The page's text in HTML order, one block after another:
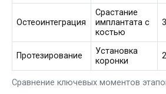
Сравнение ключевых моментов
Остеоинтеграция
Срастание
имплантата с
костью
Протезирование
Установка
коронки